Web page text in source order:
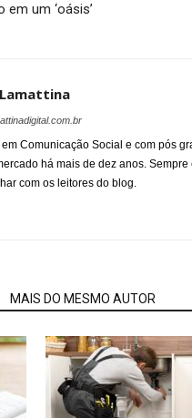
um ‘oásis’
em Comunicação Social e com pós
há mais de dez anos.
com os leitores do blog.
MAIS DO MESMO AUTOR